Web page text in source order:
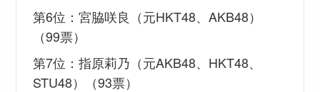
第6位：宮脇咲良（元HKT48、AKB48）
（99票）
第7位：指原莉乃（元AKB48、HKT48、
STU48）（93票）